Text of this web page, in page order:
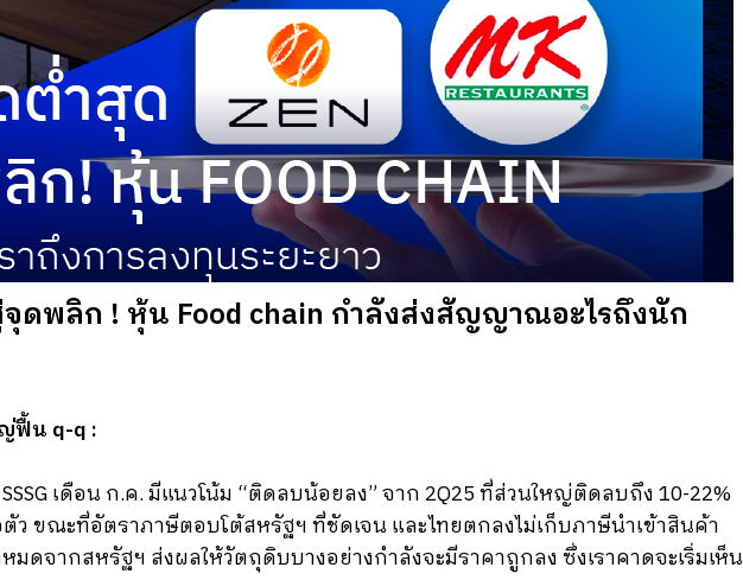
ดพลิก ! หุ้น Food chain กำลังส่งสัญญาณอะไรถึงนัก
ฟื้น q-q :
เดือน ก.ค. มีแนวโน้ม “ติดลบน้อยลง” จาก 2Q25 ที่ส่วนใหญ่ติดลบถึง 10-22%
ว ขณะที่อัตราภาษีตอบโต้สหรัฐฯ ที่ชัดเจน และไทยตกลงไม่เก็บภาษีนำเข้าสินค้า
มดจากสหรัฐฯ ส่งผลให้วัตถุดิบบางอย่างกำลังจะมีราคาถูกลง ซึ่งเราคาดจะเริ่มเห็น